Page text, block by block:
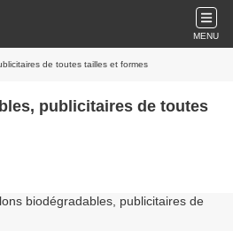
MENU
de toutes tailles et formes
publicitaires de toutes